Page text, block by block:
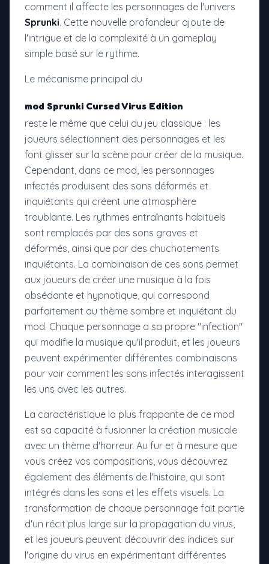
comment il affecte les personnages de l'univers
Sprunki. Cette nouvelle profondeur ajoute de
l'intrigue et de la complexité à un gameplay
simple basé sur le rythme.
Le mécanisme principal du
mod Sprunki Cursed Virus Edition
reste le même que celui du jeu classique : les
joueurs sélectionnent des personnages et les
font glisser sur la scène pour créer de la musique.
Cependant, dans ce mod, les personnages
infectés produisent des sons déformés et
inquiétants qui créent une atmosphère
troublante. Les rythmes entraînants habituels
sont remplacés par des sons graves et
déformés, ainsi que par des chuchotements
inquiétants. La combinaison de ces sons permet
aux joueurs de créer une musique à la fois
obsédante et hypnotique, qui correspond
parfaitement au thème sombre et inquiétant du
mod. Chaque personnage a sa propre "infection"
qui modifie la musique qu'il produit, et les joueurs
peuvent expérimenter différentes combinaisons
pour voir comment les sons infectés interagissent
les uns avec les autres.
La caractéristique la plus frappante de ce mod
est sa capacité à fusionner la création musicale
avec un thème d'horreur. Au fur et à mesure que
vous créez vos compositions, vous découvrez
également des éléments de l'histoire, qui sont
intégrés dans les sons et les effets visuels. La
transformation de chaque personnage fait partie
d'un récit plus large sur la propagation du virus,
et les joueurs peuvent découvrir des indices sur
l'origine du virus en expérimentant différentes